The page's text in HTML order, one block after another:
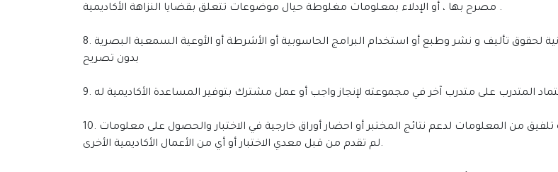
مصرح بها ، أو الإدلاء بمعلومات مغلوطة حيال موضوعات تتعلق بقضايا النزاهة الأكاديمية .
8. حقوق الملكية الفكرية : أعمال القرصنة الالكترونية و غير الالكترونية لحقوق تأليف و نشر وطبع أو استخدام البرامج الحاسوبية أو الأشرطة أو الأوعية السمعية البصرية
بدون تصريح
10. الحصول أو تلقي أي مساعدة غير مصرح بها في الاختبارات أو كتابة تلفيق من المعلومات لدعم نتائج المختبر أو احضار أوراق خارجية في الاختبار والحصول على معلومات
لم تقدم من قبل معدي الاختبار أو أي من الأعمال الأكاديمية الأخرى.